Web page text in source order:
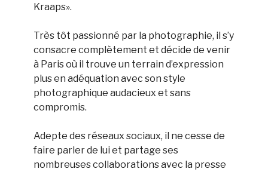
Kraaps».
Très tôt passionné par la photographie, il s’y
consacre complètement et décide de venir
à Paris où il trouve un terrain d’expression
plus en adéquation avec son style
photographique audacieux et sans
compromis.
Adepte des réseaux sociaux, il ne cesse de
faire parler de lui et partage ses
nombreuses collaborations avec la presse